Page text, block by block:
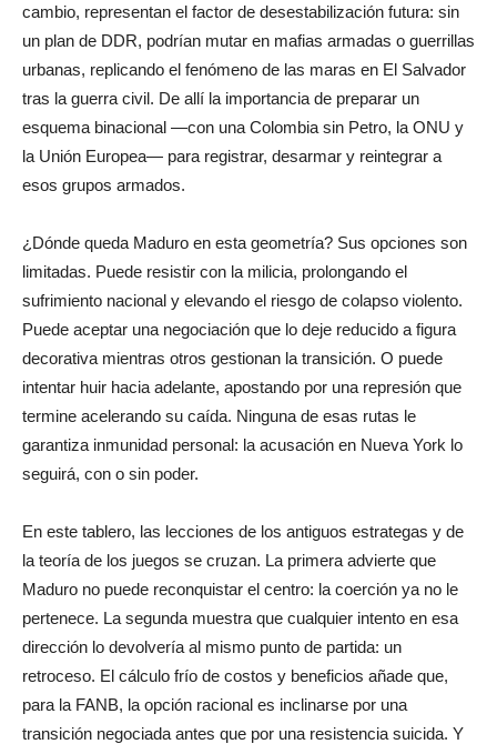
cambio, representan el factor de desestabilización futura: sin
un plan de DDR, podrían mutar en mafias armadas o guerrillas
urbanas, replicando el fenómeno de las maras en El Salvador
tras la guerra civil. De allí la importancia de preparar un
esquema binacional —con una Colombia sin Petro, la ONU y
la Unión Europea— para registrar, desarmar y reintegrar a
esos grupos armados.
¿Dónde queda Maduro en esta geometría? Sus opciones son
limitadas. Puede resistir con la milicia, prolongando el
sufrimiento nacional y elevando el riesgo de colapso violento.
Puede aceptar una negociación que lo deje reducido a figura
decorativa mientras otros gestionan la transición. O puede
intentar huir hacia adelante, apostando por una represión que
termine acelerando su caída. Ninguna de esas rutas le
garantiza inmunidad personal: la acusación en Nueva York lo
seguirá, con o sin poder.
En este tablero, las lecciones de los antiguos estrategas y de
la teoría de los juegos se cruzan. La primera advierte que
Maduro no puede reconquistar el centro: la coerción ya no le
pertenece. La segunda muestra que cualquier intento en esa
dirección lo devolvería al mismo punto de partida: un
retroceso. El cálculo frío de costos y beneficios añade que,
para la FANB, la opción racional es inclinarse por una
transición negociada antes que por una resistencia suicida. Y